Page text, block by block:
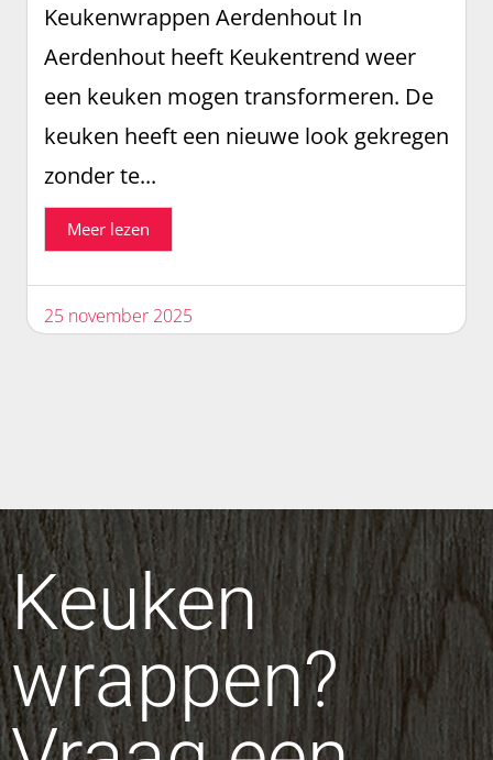
25 november 2025
Keukenwrappen Aerdenhout In
Aerdenhout heeft Keukentrend weer
een keuken mogen transformeren. De
keuken heeft een nieuwe look gekregen
zonder te...
Meer lezen
Keuken
wrappen?